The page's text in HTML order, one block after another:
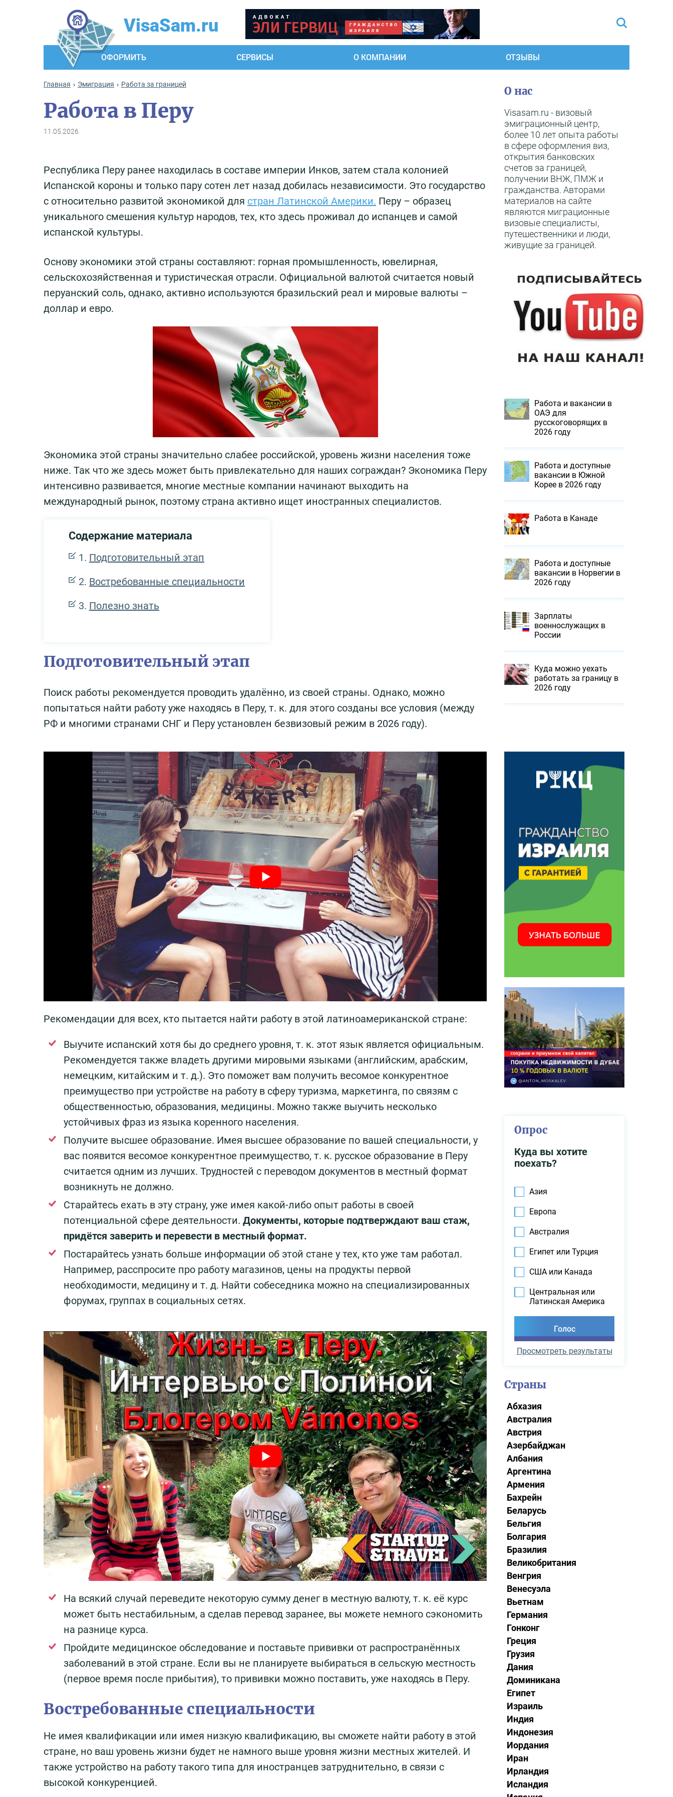
VisaSam.ru
ОФОРМИТЬ СЕРВИСЫ О КОМПАНИИ ОТЗЫВЫ
Главная Эмиграция Работа за границей
Работа в Перу
11.05.2026
Республика Перу ранее находилась в составе империи Инков, затем стала колонией
Испанской короны и только пару сотен лет назад добилась независимости. Это государство
с относительно развитой экономикой для стран Латинской Америки. Перу – образец
уникального смешения культур народов, тех, кто здесь проживал до испанцев и самой
испанской культуры.
Основу экономики этой страны составляют: горная промышленность, ювелирная,
сельскохозяйственная и туристическая отрасли. Официальной валютой считается новый
перуанский соль, однако, активно используются бразильский реал и мировые валюты –
доллар и евро.
Экономика этой страны значительно слабее российской, уровень жизни населения тоже
ниже. Так что же здесь может быть привлекательно для наших сограждан? Экономика Перу
интенсивно развивается, многие местные компании начинают выходить на
международный рынок, поэтому страна активно ищет иностранных специалистов.
Содержание материала
Подготовительный этап
Востребованные специальности
Полезно знать
Подготовительный этап
Поиск работы рекомендуется проводить удалённо, из своей страны. Однако, можно
попытаться найти работу уже находясь в Перу, т. к. для этого созданы все условия (между
РФ и многими странами СНГ и Перу установлен безвизовый режим в 2026 году).
Рекомендации для всех, кто пытается найти работу в этой латиноамериканской стране:
Выучите испанский хотя бы до среднего уровня, т. к. этот язык является официальным.
Рекомендуется также владеть другими мировыми языками (английским, арабским,
немецким, китайским и т. д.). Это поможет вам получить весомое конкурентное
преимущество при устройстве на работу в сферу туризма, маркетинга, по связям с
общественностью, образования, медицины. Можно также выучить несколько
устойчивых фраз из языка коренного населения.
Получите высшее образование. Имея высшее образование по вашей специальности, у
вас появится весомое конкурентное преимущество, т. к. русское образование в Перу
считается одним из лучших. Трудностей с переводом документов в местный формат
возникнуть не должно.
Старайтесь ехать в эту страну, уже имея какой-либо опыт работы в своей
потенциальной сфере деятельности. Документы, которые подтверждают ваш стаж,
придётся заверить и перевести в местный формат.
Постарайтесь узнать больше информации об этой стане у тех, кто уже там работал.
Например, расспросите про работу магазинов, цены на продукты первой
необходимости, медицину и т. д. Найти собеседника можно на специализированных
форумах, группах в социальных сетях.
На всякий случай переведите некоторую сумму денег в местную валюту, т. к. её курс
может быть нестабильным, а сделав перевод заранее, вы можете немного сэкономить
на разнице курса.
Пройдите медицинское обследование и поставьте прививки от распространённых
заболеваний в этой стране. Если вы не планируете выбираться в сельскую местность
(первое время после прибытия), то прививки можно поставить, уже находясь в Перу.
Востребованные специальности
Не имея квалификации или имея низкую квалификацию, вы сможете найти работу в этой
стране, но ваш уровень жизни будет не намного выше уровня жизни местных жителей. И
также устройство на работу такого типа для иностранцев затруднительно, в связи с
высокой конкуренцией.
О нас
Visasam.ru - визовый
эмиграционный центр,
более 10 лет опыта работы
в сфере оформления виз,
открытия банковских
счетов за границей,
получении ВНЖ, ПМЖ и
гражданства. Авторами
материалов на сайте
являются миграционные
визовые специалисты,
путешественники и люди,
живущие за границей.
Работа и вакансии в
ОАЭ для
русскоговорящих в
2026 году
Работа и доступные
вакансии в Южной
Корее в 2026 году
Работа в Канаде
Работа и доступные
вакансии в Норвегии в
2026 году
Зарплаты
военнослужащих в
России
Куда можно уехать
работать за границу в
2026 году
Опрос
Куда вы хотите
поехать?
Азия
Европа
Австралия
Египет или Турция
США или Канада
Центральная или
Латинская Америка
Просмотреть результаты
Страны
Абхазия
Австралия
Австрия
Азербайджан
Албания
Аргентина
Армения
Бахрейн
Беларусь
Бельгия
Болгария
Бразилия
Великобритания
Венгрия
Венесуэла
Вьетнам
Германия
Гонконг
Греция
Грузия
Дания
Доминикана
Египет
Израиль
Индия
Индонезия
Иордания
Иран
Ирландия
Исландия